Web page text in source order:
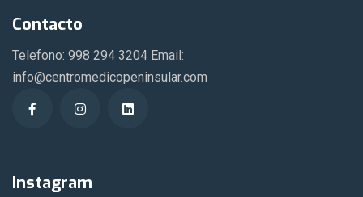
Contacto
Telefono: 998 294 3204 Email:
info@centromedicopeninsular.com
Instagram